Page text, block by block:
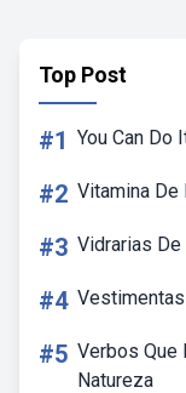
Top Post
#1 You Can Do
#2 Vitamina De
#3 Vidrarias
#4
#5 Verbos Que
Natureza